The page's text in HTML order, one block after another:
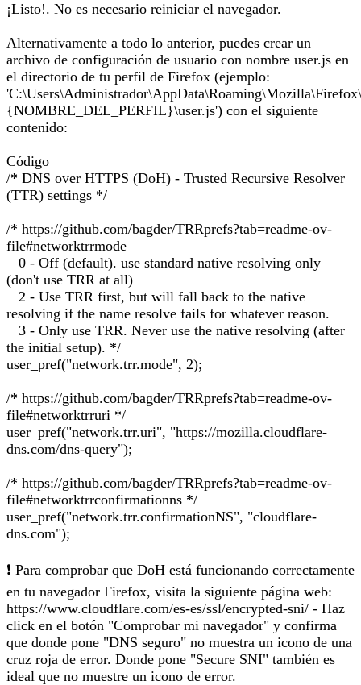
¡Listo!. No es necesario reiniciar el navegador.
Alternativamente a todo lo anterior, puedes crear un
archivo de configuración de usuario con nombre user.js en
el directorio de tu perfil de Firefox (ejemplo:
{NOMBRE_DEL_PERFIL}\user.js') con el siguiente
contenido:
Código
/* DNS over HTTPS (DoH) - Trusted Recursive Resolver
(TTR) settings */
/* https://github.com/bagder/TRRprefs?tab=readme-ov-
file#networktrrmode
0 - Off (default). use standard native resolving only
(don't use TRR at all)
2 - Use TRR first, but will fall back to the native
resolving if the name resolve fails for whatever reason.
3 - Only use TRR. Never use the native resolving (after
the initial setup). */
user_pref("network.trr.mode", 2);
/* https://github.com/bagder/TRRprefs?tab=readme-ov-
file#networktrruri */
user_pref("network.trr.uri", "https://mozilla.cloudflare-
dns.com/dns-query");
/* https://github.com/bagder/TRRprefs?tab=readme-ov-
file#networktrrconfirmationns */
user_pref("network.trr.confirmationNS", "cloudflare-
dns.com");
❗️ Para comprobar que DoH está funcionando correctamente
en tu navegador Firefox, visita la siguiente página web:
https://www.cloudflare.com/es-es/ssl/encrypted-sni/ - Haz
click en el botón "Comprobar mi navegador" y confirma
que donde pone "DNS seguro" no muestra un icono de una
cruz roja de error. Donde pone "Secure SNI" también es
ideal que no muestre un icono de error.